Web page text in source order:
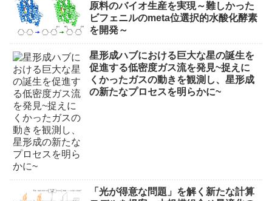
原料のバイオ生産を実現～難しかった
ビフェニルのmeta位選択的水酸化酵素
を開発～
星形成ハブにおける巨大な星の誕生を
促進する低密度ガス流を発見~捉えに
くかったガスの動きを観測し、星形成
の新たなプロセスを明らかに~
「光が得意な問題」を解く新たな計算